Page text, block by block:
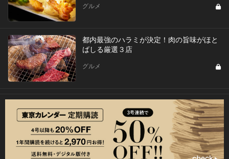
グルメ
都内最強のハラミが決定！肉の旨味がほと
ばしる厳選３店
グルメ